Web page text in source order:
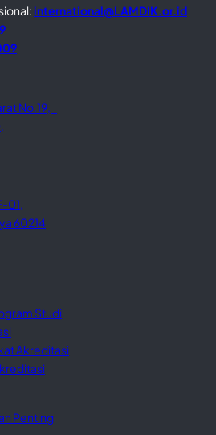
international@LAMDIK.or.id
No.19,
01,
60214
Studi
Akreditasi
Penting